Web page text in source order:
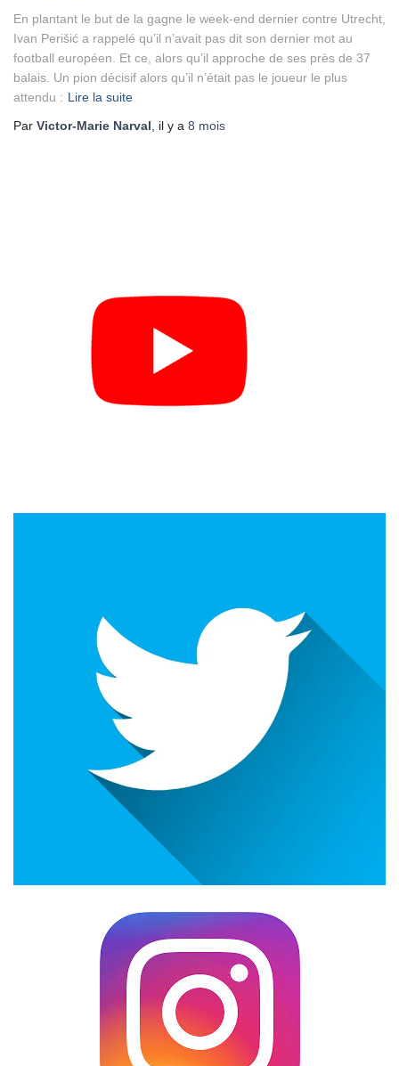
En plantant le but de la gagne le week-end dernier contre Utrecht,
Ivan Perišić a rappelé qu’il n’avait pas dit son dernier mot au
football européen. Et ce, alors qu’il approche de ses près de 37
balais. Un pion décisif alors qu’il n’était pas le joueur le plus
attendu : Lire la suite
Par Victor-Marie Narval , il y a 8 mois